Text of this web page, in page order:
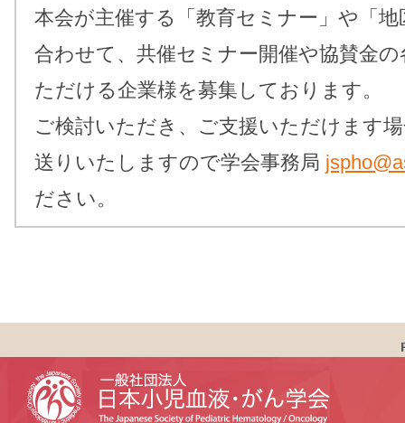
本会が主催する「教育セミナー」や「
合わせて、共催セミナー開催や協賛金
ただける企業様を募集しております。
ご検討いただき、ご支援いただけます
送りいたしますので学会事務局
ださい。